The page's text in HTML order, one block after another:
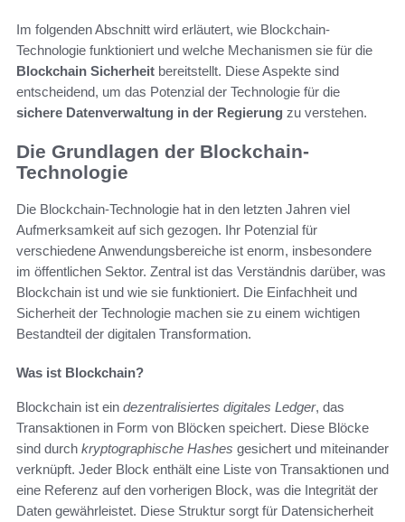
Im folgenden Abschnitt wird erläutert, wie Blockchain-
Technologie funktioniert und welche Mechanismen sie für die
Blockchain Sicherheit bereitstellt. Diese Aspekte sind
entscheidend, um das Potenzial der Technologie für die
sichere Datenverwaltung in der Regierung zu verstehen.
Die Grundlagen der Blockchain-
Technologie
Die Blockchain-Technologie hat in den letzten Jahren viel
Aufmerksamkeit auf sich gezogen. Ihr Potenzial für
verschiedene Anwendungsbereiche ist enorm, insbesondere
im öffentlichen Sektor. Zentral ist das Verständnis darüber, was
Blockchain ist und wie sie funktioniert. Die Einfachheit und
Sicherheit der Technologie machen sie zu einem wichtigen
Bestandteil der digitalen Transformation.
Was ist Blockchain?
Blockchain ist ein dezentralisiertes digitales Ledger, das
Transaktionen in Form von Blöcken speichert. Diese Blöcke
sind durch kryptographische Hashes gesichert und miteinander
verknüpft. Jeder Block enthält eine Liste von Transaktionen und
eine Referenz auf den vorherigen Block, was die Integrität der
Daten gewährleistet. Diese Struktur sorgt für Datensicherheit